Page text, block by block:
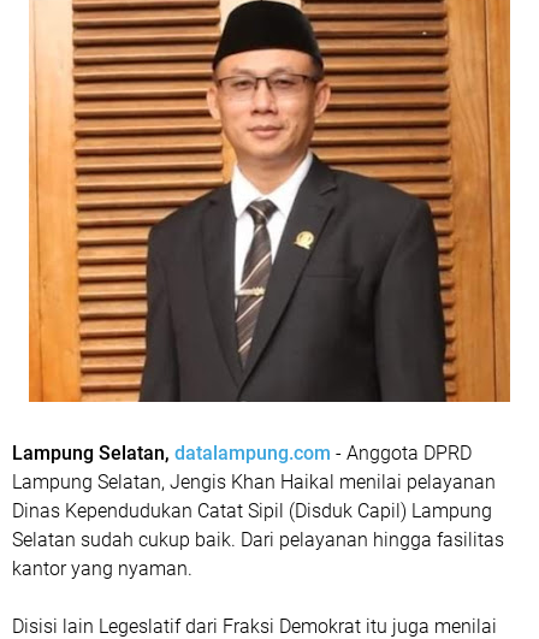
Lampung Selatan, datalampung.com - Anggota DPRD
Lampung Selatan, Jengis Khan Haikal menilai pelayanan
Dinas Kependudukan Catat Sipil (Disduk Capil) Lampung
Selatan sudah cukup baik. Dari pelayanan hingga fasilitas
kantor yang nyaman.
Disisi lain Legeslatif dari Fraksi Demokrat itu juga menilai